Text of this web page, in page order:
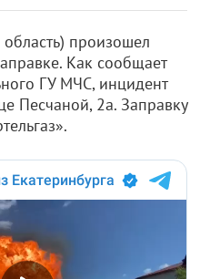
произошел
Как сообщает
ГУ МЧС, инцидент
Песчаной, 2а. Заправку